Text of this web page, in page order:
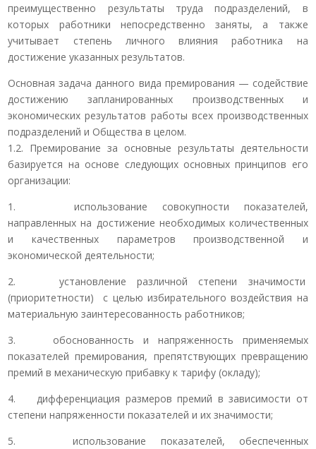
преимущественно результаты труда подразделений, в
которых работники непосредственно заняты, а также
учитывает степень личного влияния работника на
достижение указанных результатов.
Основная задача данного вида премирования — содействие
достижению запланированных производственных и
экономических результатов работы всех производственных
подразделений и Общества в целом.
1.2. Премирование за основные результаты деятельности
базируется на основе следующих основных принципов его
организации:
1. использование совокупности показателей,
направленных на достижение необходимых количественных
и качественных параметров производственной и
экономической деятельности;
2. установление различной степени значимости
(приоритетности) с целью избирательного воздействия на
материальную заинтересованность работников;
3. обоснованность и напряженность применяемых
показателей премирования, препятствующих превращению
премий в механическую прибавку к тарифу (окладу);
4. дифференциация размеров премий в зависимости от
степени напряженности показателей и их значимости;
5. использование показателей, обеспеченных